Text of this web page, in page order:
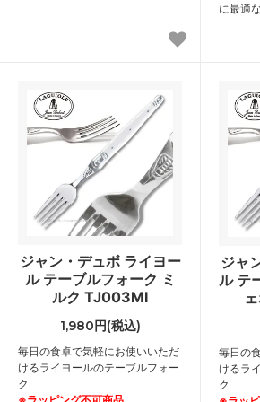
に最適
ジャン・デュボ ライヨー
ル テーブルフォーク ミ
ルク TJ003MI
1,980円(税込)
毎日の食卓で気軽にお使いいただ
けるライヨールのテーブルフォー
ク
ジャ
ル テ
毎日の
けるラ
ク